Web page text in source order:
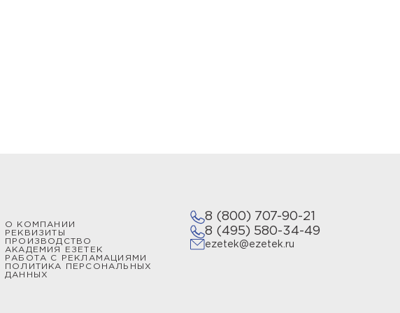
надежно скрепляются между собой, образуя
получить зону защиты от молнии произвольной
О КОМПАНИИ
РЕКВИЗИТЫ
ПРОИЗВОДСТВО
АКАДЕМИЯ ЕЗЕТЕК
РАБОТА С РЕКЛАМАЦИЯМИ
ПОЛИТИКА ПЕРСОНАЛЬНЫХ
ДАННЫХ
8 (800) 707-90-21
8 (495) 580-34-49
ezetek@ezetek.ru